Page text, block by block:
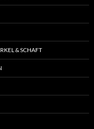
& SCHAFT